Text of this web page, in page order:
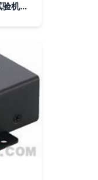
深圳市龙岗区横岗镇昌龙五金机械厂其他试验机产品与中继器技术解析